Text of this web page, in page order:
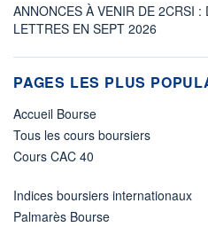
ANNONCES À VENIR DE 2CRSI :
LETTRES EN SEPT 2026
PAGES LES PLUS
Accueil Bourse
Tous les cours boursiers
Cours CAC 40
Indices boursiers internationaux
Palmarès Bourse